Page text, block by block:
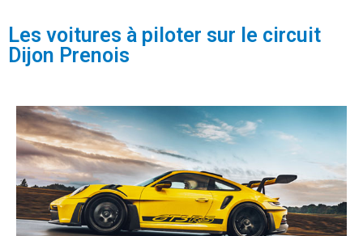
Les voitures à piloter sur le circuit
Dijon Prenois